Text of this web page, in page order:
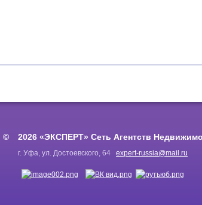
2026 «ЭКСПЕРТ» Сеть Агентств
г. Уфа, ул. Достоевского, 64 expert-russia@mail.ru